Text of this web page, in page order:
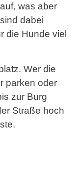
was aber
dabei
die Hunde viel
Wer die
parken oder
zur Burg
Straße hoch